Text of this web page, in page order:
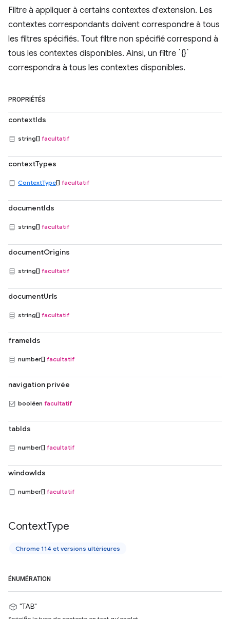
Filtre à appliquer à certains contextes d'extension. Les
contextes correspondants doivent correspondre à tous
les filtres spécifiés. Tout filtre non spécifié correspond à
tous les contextes disponibles. Ainsi, un filtre `{}`
correspondra à tous les contextes disponibles.
PROPRIÉTÉS
contextIds
string[] facultatif
contextTypes
ContextType[] facultatif
documentIds
string[] facultatif
documentOrigins
string[] facultatif
documentUrls
string[] facultatif
frameIds
number[] facultatif
navigation privée
booléen facultatif
tabIds
number[] facultatif
windowIds
number[] facultatif
ContextType
Chrome 114 et versions ultérieures
ÉNUMÉRATION
"TAB"